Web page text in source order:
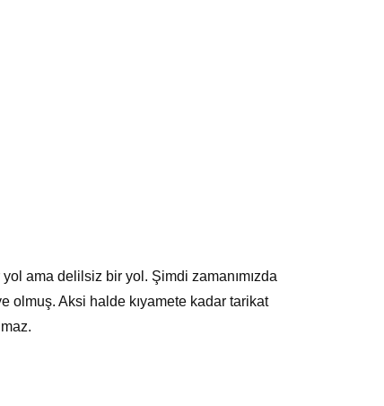
ama delilsiz bir yol. Şimdi zamanımızda
olmuş. Aksi halde kıyamete kadar tarikat